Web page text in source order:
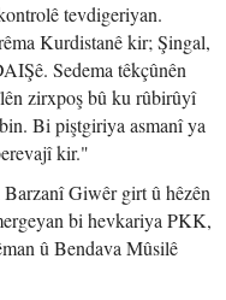
tevdigeriyan.
Kurdistanê kir; Şingal,
Sedema têkçûnên
zirxpoş bû ku rûbirûyî
Bi piştgiriya asmanî ya
kir."
Giwêr girt û hêzên
bi hevkariya PKK,
û Bendava Mûsilê